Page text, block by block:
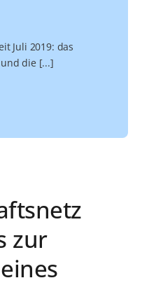
Juli 2019: das
die [...]
zur